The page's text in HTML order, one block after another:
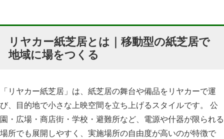
リヤカー紙芝居とは｜移動型の紙芝居で
地域に場をつくる
「リヤカー紙芝居」は、紙芝居の舞台や備品をリヤカーで運
び、目的地で小さな上映空間を立ち上げるスタイルです。 公
園・広場・商店街・学校・避難所など、電源や什器が限られる
場所でも展開しやすく、実施場所の自由度が高いのが特徴で